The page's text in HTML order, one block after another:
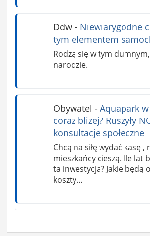
Ddw- Niewiarygodne
tym elementem
Rodzą się w tym
narodzie.
Obywatel - Aquapark
coraz bliżej? Ruszyły
konsultacje społeczne
Chcą na siłę wydać kasę ,
mieszkańcy cieszą. Ile lat
ta inwestycja? Jakie będą
koszty…